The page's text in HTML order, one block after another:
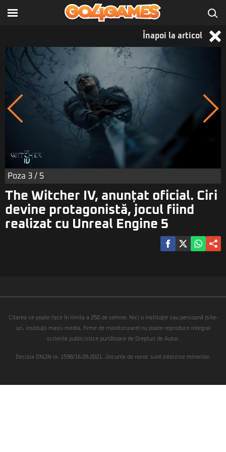
Înapoi la articol
Poza 3 / 5
The Witcher IV, anunțat oficial. Ciri
devine protagonistă, jocul fiind
realizat cu Unreal Engine 5
Citarea se poate face în limita a 250 de semne. Nici o instituţie sau persoană (site-
uri, instituţii mass-media, firme de monitorizare) nu poate reproduce integral
scrierile publicistice purtătoare de Drepturi de Autor.
Decizia ONJN nr. 1598/16.09.2021. Jocurile de noroc sunt interzise minorilor.